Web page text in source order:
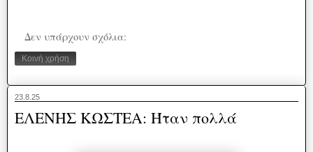
Δεν υπάρχουν σχόλια:
Κοινή χρήση
23.8.25
ΕΛΕΝΗΣ ΚΩΣΤΕΑ: Ήταν πολλά